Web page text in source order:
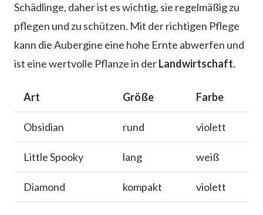
Schädlinge, daher ist es wichtig, sie regelmäßig zu
pflegen und zu schützen. Mit der richtigen Pflege
kann die Aubergine eine hohe Ernte abwerfen und
ist eine wertvolle Pflanze in derLandwirtschaft.
Art Größe Farbe
Obsidian rund violett
Little Spooky lang weiß
Diamond kompakt violett